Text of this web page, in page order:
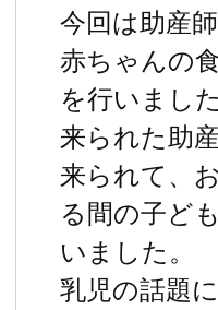
今回は助産
赤ちゃんの
を行いまし
来られた助
来られて、
る間の子ど
いました。
乳児の話題